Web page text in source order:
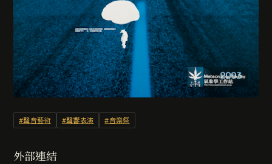
#聲音藝術 #聲響表演 #音樂祭
外部連結